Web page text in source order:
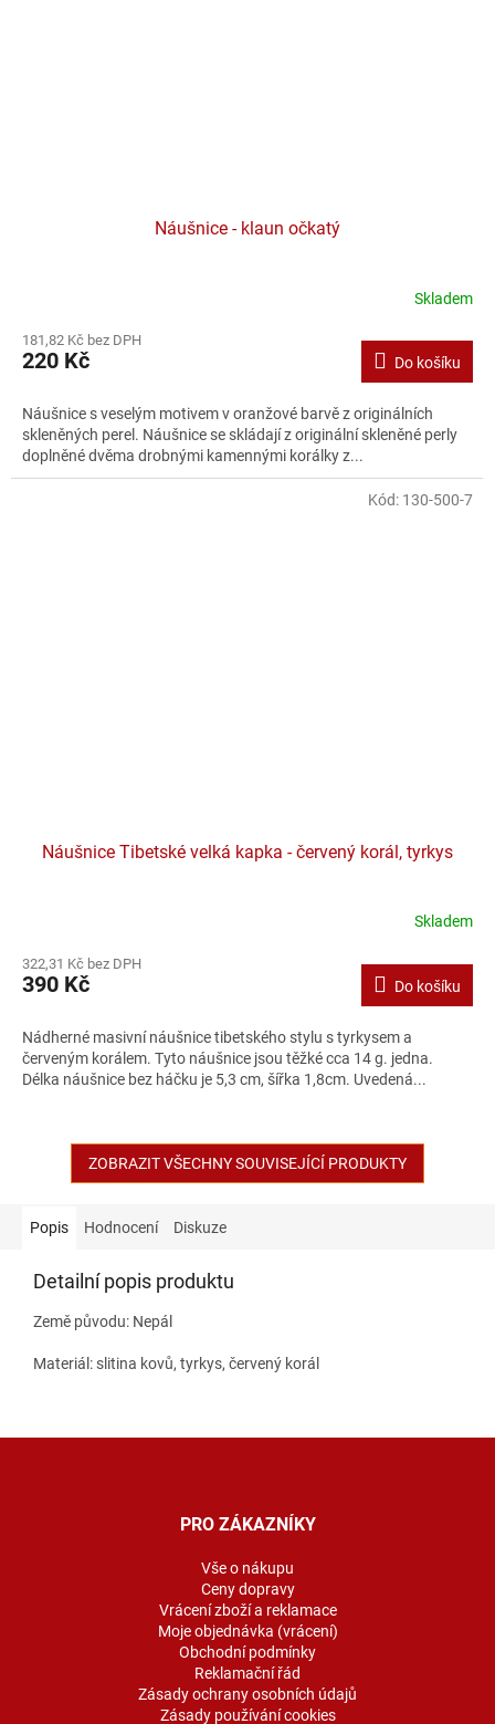
Náušnice - klaun očkatý
Skladem
181,82 Kč bez DPH
220 Kč Do košíku
Náušnice s veselým motivem v oranžové barvě z originálních
skleněných perel. Náušnice se skládají z originální skleněné perly
doplněné dvěma drobnými kamennými korálky z...
Náušnice Tibetské velká kapka - červený korál, tyrkys
Skladem
322,31 Kč bez DPH
390 Kč Do košíku
Nádherné masivní náušnice tibetského stylu s tyrkysem a
červeným korálem. Tyto náušnice jsou těžké cca 14 g. jedna.
Délka náušnice bez háčku je 5,3 cm, šířka 1,8cm. Uvedená...
Kód: 130-500-7
ZOBRAZIT VŠECHNY SOUVISEJÍCÍ PRODUKTY
Popis Hodnocení Diskuze
Detailní popis produktu
Země původu: Nepál
Materiál: slitina kovů, tyrkys, červený korál
PRO ZÁKAZNÍKY
Vše o nákupu
Ceny dopravy
Vrácení zboží a reklamace
Moje objednávka (vrácení)
Obchodní podmínky
Reklamační řád
Zásady ochrany osobních údajů
Zásady používání cookies